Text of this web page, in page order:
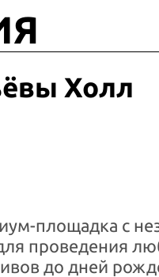
Холл
площадка с
проведения
до дней